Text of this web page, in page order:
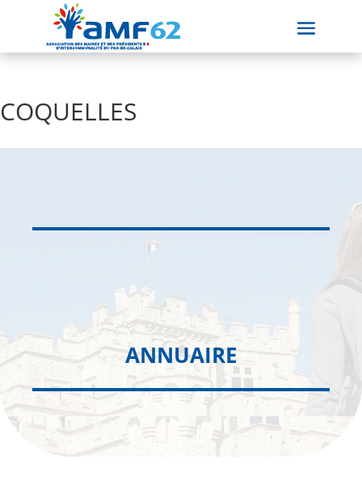
COQUELLES
ANNUAIRE